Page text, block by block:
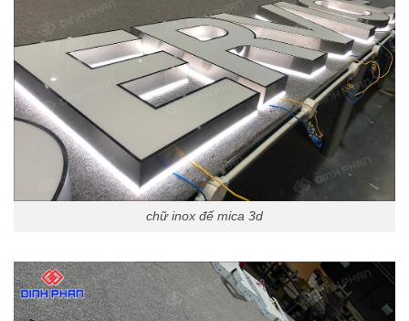
chữ inox đế mica 3d